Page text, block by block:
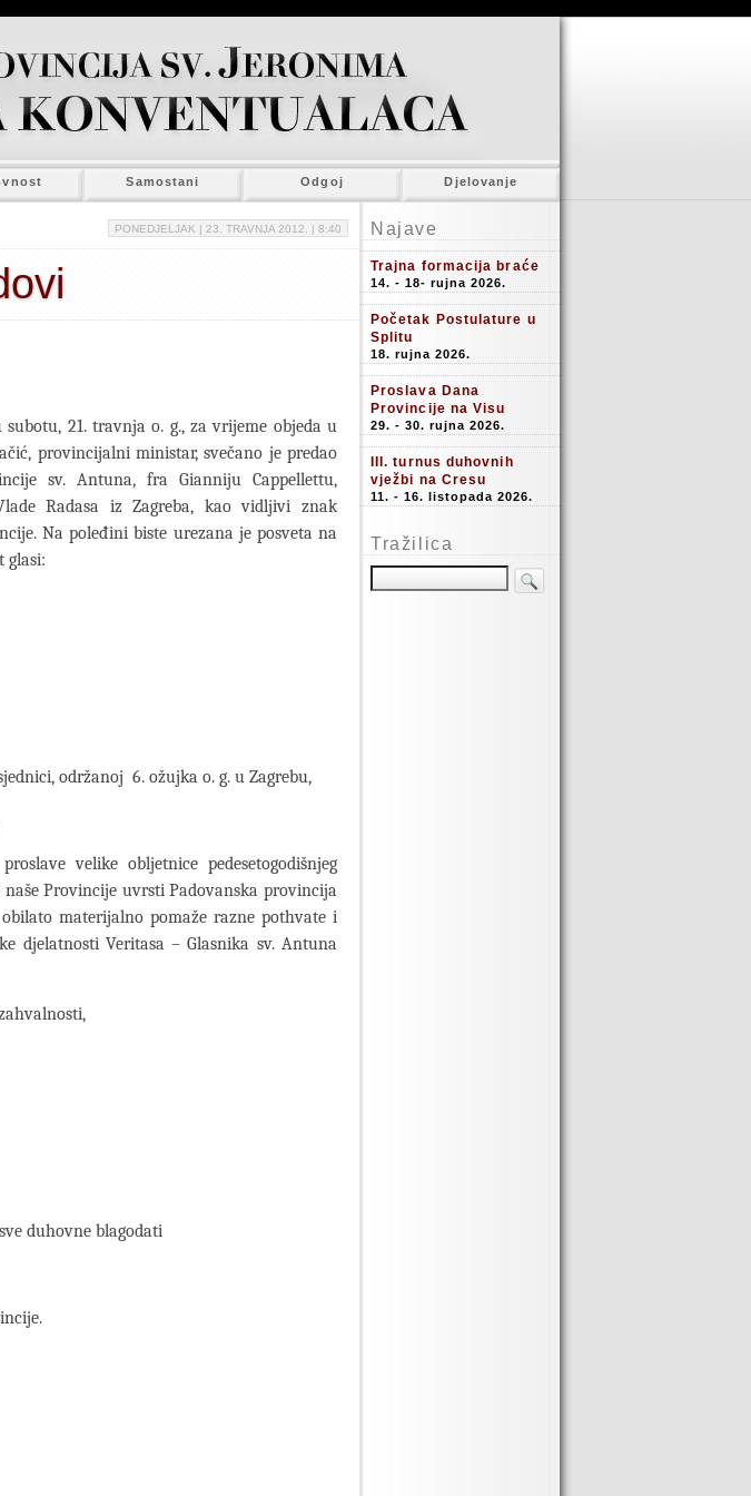
Samostani Odgoj Djelovanje
PONEDJELJAK | 23. TRAVNJA 2012. | 8:40
21. travnja o. g., za vrijeme objeda u
provincijalni ministar, svečano je predao
sv. Antuna, fra Gianniju Cappellettu,
Radasa iz Zagreba, kao vidljivi znak
Na poleđini biste urezana je posveta na
glasi:
održanoj 6. ožujka o. g. u Zagrebu,
velike obljetnice pedesetogodišnjeg
Provincije uvrsti Padovanska provincija
materijalno pomaže razne pothvate i
djelatnosti Veritasa – Glasnika sv. Antuna
duhovne blagodati
Najave
Trajna formacija braće
14. - 18- rujna 2026.
Početak Postulature u
Splitu
18. rujna 2026.
Proslava Dana
Provincije na Visu
29. - 30. rujna 2026.
III. turnus duhovnih
vježbi na Cresu
11. - 16. listopada 2026.
Tražilica